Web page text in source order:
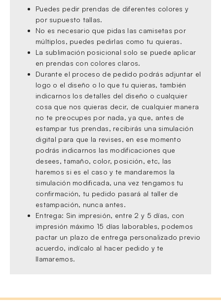
Puedes pedir prendas de diferentes colores y
por supuesto tallas.
No es necesario que pidas las camisetas por
múltiplos, puedes pedirlas como tu quieras.
La sublimación posicional solo se puede aplicar
en prendas con colores claros.
Durante el proceso de pedido podrás adjuntar el
logo o el diseño o lo que tu quieras, también
indicarnos los detalles del diseño o cualquier
cosa que nos quieras decir, de cualquier manera
no te preocupes por nada, ya que, antes de
estampar tus prendas, recibirás una simulación
digital para que la revises, en ese momento
podrás indicarnos las modificaciones que
desees, tamaño, color, posición, etc, las
haremos si es el caso y te mandaremos la
simulación modificada, una vez tengamos tu
confirmación, tu pedido pasará al taller de
estampación, nunca antes.
Entrega: Sin impresión, entre 2 y 5 días, con
impresión máximo 15 días laborables, podemos
pactar un plazo de entrega personalizado previo
acuerdo, indícalo al hacer pedido y te
llamaremos.